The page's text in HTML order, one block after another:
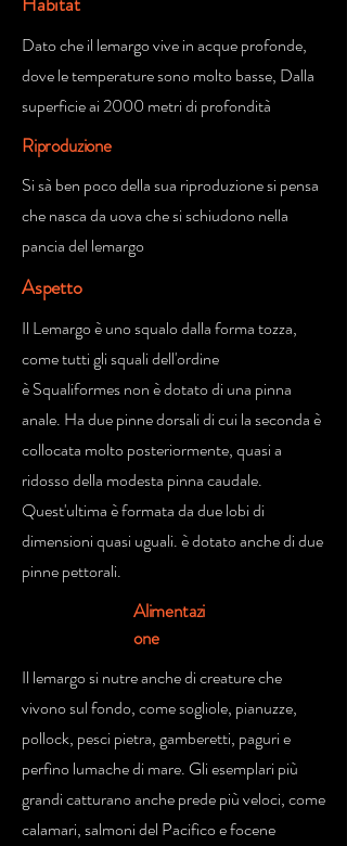
Dato che il lemargo vive in acque profonde,
dove le temperature sono molto basse, Dalla
superficie ai 2000 metri di profondità
Riproduzione
Si sà ben poco della sua riproduzione si pensa
che nasca da uova che si schiudono nella
pancia del lemargo
Aspetto
Il Lemargo è uno squalo dalla forma tozza,
come tutti gli squali dell'ordine
è Squaliformes non è dotato di una pinna
anale. Ha due pinne dorsali di cui la seconda è
collocata molto posteriormente, quasi a
ridosso della modesta pinna caudale.
Quest'ultima è formata da due lobi di
dimensioni quasi uguali. è dotato anche di due
pinne pettorali.
Alimentazi
one
Il lemargo si nutre anche di creature che
vivono sul fondo, come sogliole, pianuzze,
pollock, pesci pietra, gamberetti, paguri e
perfino lumache di mare. Gli esemplari più
grandi catturano anche prede più veloci, come
calamari, salmoni del Pacifico e focene